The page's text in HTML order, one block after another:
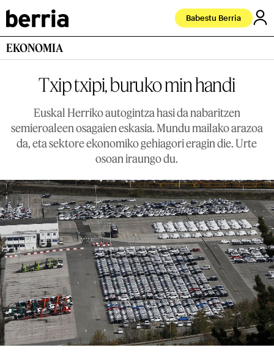
Babestu Berria
EKONOMIA
Txip txipi, buruko min handi
Euskal Herriko autogintza hasi da nabaritzen
semieroaleen osagaien eskasia. Mundu mailako arazoa
da, eta sektore ekonomiko gehiagori eragin die. Urte
osoan iraungo du.